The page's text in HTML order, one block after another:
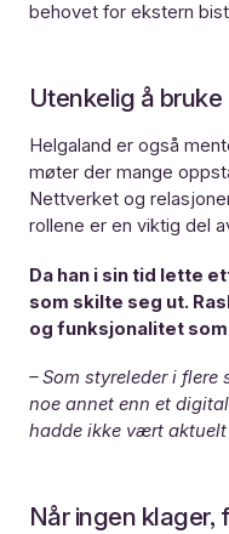
behovet for ekstern
Utenkelig å
Helgaland er også
møter der mange
Nettverket og
rollene er en viktig del
Da han i sin tid lette
som skilte seg ut.
og funksjonalitet
– Som styreleder i
noe annet enn et
hadde ikke vært aktuelt
Når ingen klager,